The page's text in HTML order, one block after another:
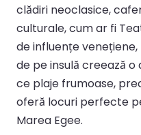
clădiri neoclasice,
culturale, cum ar fi
de influențe
de pe insulă creează
ce plaje frumoase,
oferă locuri perfecte
Marea Egee.